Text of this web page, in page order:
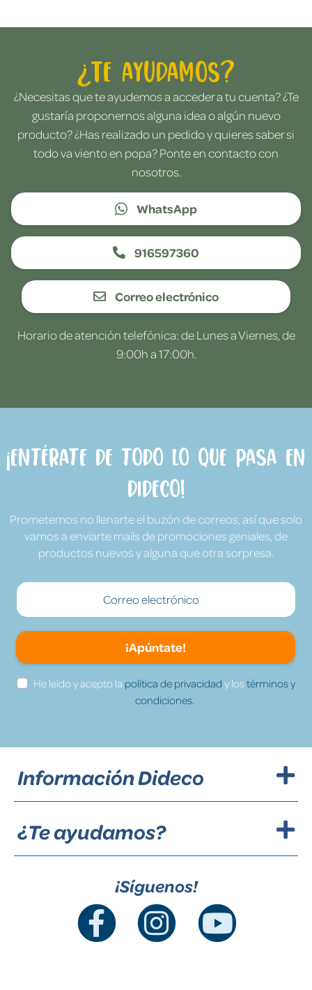
¿Te ayudamos?
¿Necesitas que te ayudemos a acceder a tu cuenta? ¿Te
gustaría proponernos alguna idea o algún nuevo
producto? ¿Has realizado un pedido y quieres saber si
todo va viento en popa? Ponte en contacto con
nosotros.
WhatsApp
916597360
Correo electrónico
Horario de atención telefónica: de Lunes a Viernes, de
9:00h a 17:00h.
¡Entérate de todo lo que pasa en
Dideco!
Prometemos no llenarte el buzón de correos, así que solo
vamos a enviarte mails de promociones geniales, de
productos nuevos y alguna que otra sorpresa.
¡Apúntate!
He leído y acepto la política de privacidad y lostérminos y
condiciones.
Información Dideco
¿Te ayudamos?
¡Síguenos!